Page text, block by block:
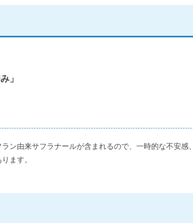
」
ン由来サフラナールが含まれるので、一時的な不安
ます。